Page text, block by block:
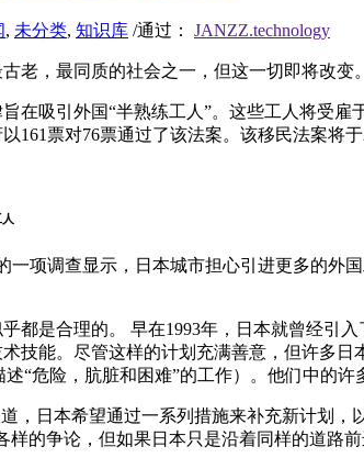
, 未分类, 知识库 /通过： JANZZ.technology
老，最同质的社会之一，但这一切即将改
在吸引外国“半熟练工人”。这些工人将受
161票对76票通过了该法案。该移民法案将
一项调查显示，日本城市担心引进更多的外
都是合理的。 早在1993年，日本就曾经引
技能。尽管这样的计划充满善意，但许多
述“危险，肮脏和困难”的工作）。他们中的
，日本希望通过一系列措施来补充新计划
样的争论，但如果日本只是沿着同样的道路